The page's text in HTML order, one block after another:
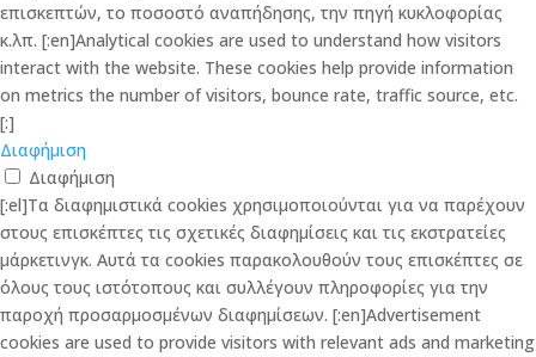
επισκεπτών, το ποσοστό αναπήδησης, την πηγή κυκλοφορίας
κ.λπ. [:en]Analytical cookies are used to understand how visitors
interact with the website. These cookies help provide information
on metrics the number of visitors, bounce rate, traffic source, etc.
[:]
Διαφήμιση
Διαφήμιση
[:el]Τα διαφημιστικά cookies χρησιμοποιούνται για να παρέχουν
στους επισκέπτες τις σχετικές διαφημίσεις και τις εκστρατείες
μάρκετινγκ. Αυτά τα cookies παρακολουθούν τους επισκέπτες σε
όλους τους ιστότοπους και συλλέγουν πληροφορίες για την
παροχή προσαρμοσμένων διαφημίσεων. [:en]Advertisement
cookies are used to provide visitors with relevant ads and marketing